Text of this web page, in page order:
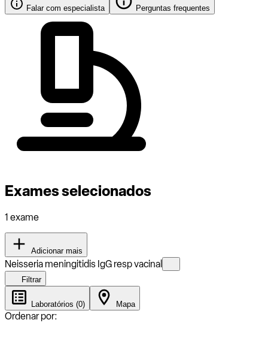
Falar com especialista Perguntas frequentes
Exames selecionados
1 exame
Adicionar mais
Neisseria meningitidis IgG resp vacinal
Filtrar
Laboratórios (0) Mapa
Ordenar por: